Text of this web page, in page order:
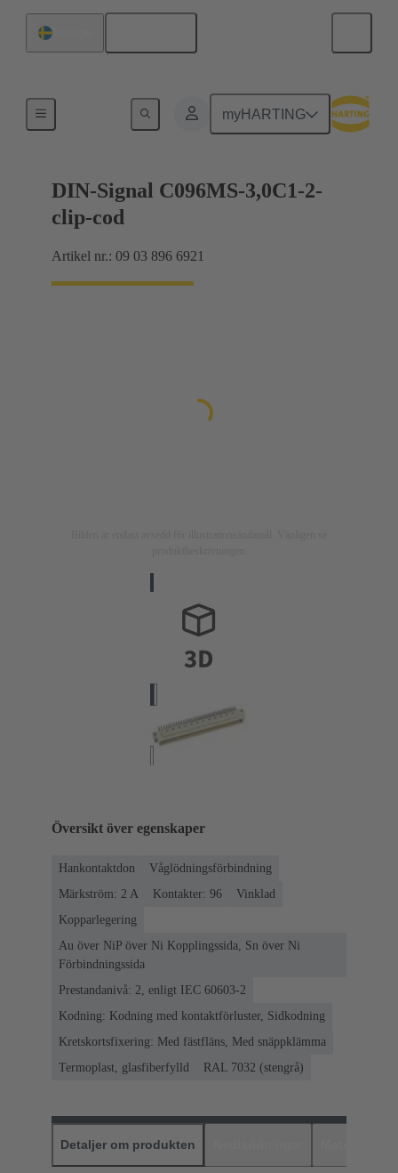
myHARTING
Förbindning moderkort till dotterkort
DIN-Signal C096MS-3,0C1-2-
clip-cod
Artikel nr.: 09 03 896 6921
Översikt över egenskaper
Hankontaktdon
Våglödningsförbindning
Märkström: ‌2 A
Kontakter: 96
Vinklad
Kopparlegering
Au över NiP över Ni Kopplingssida, Sn över Ni
Förbindningssida
Prestandanivå: 2, enligt IEC 60603-2
Kodning: Kodning med kontaktförluster, Sidkodning
Kretskortsfixering: Med fästfläns, Med snäppklämma
Termoplast, glasfiberfylld
RAL 7032 (stengrå)
Detaljer om produkten